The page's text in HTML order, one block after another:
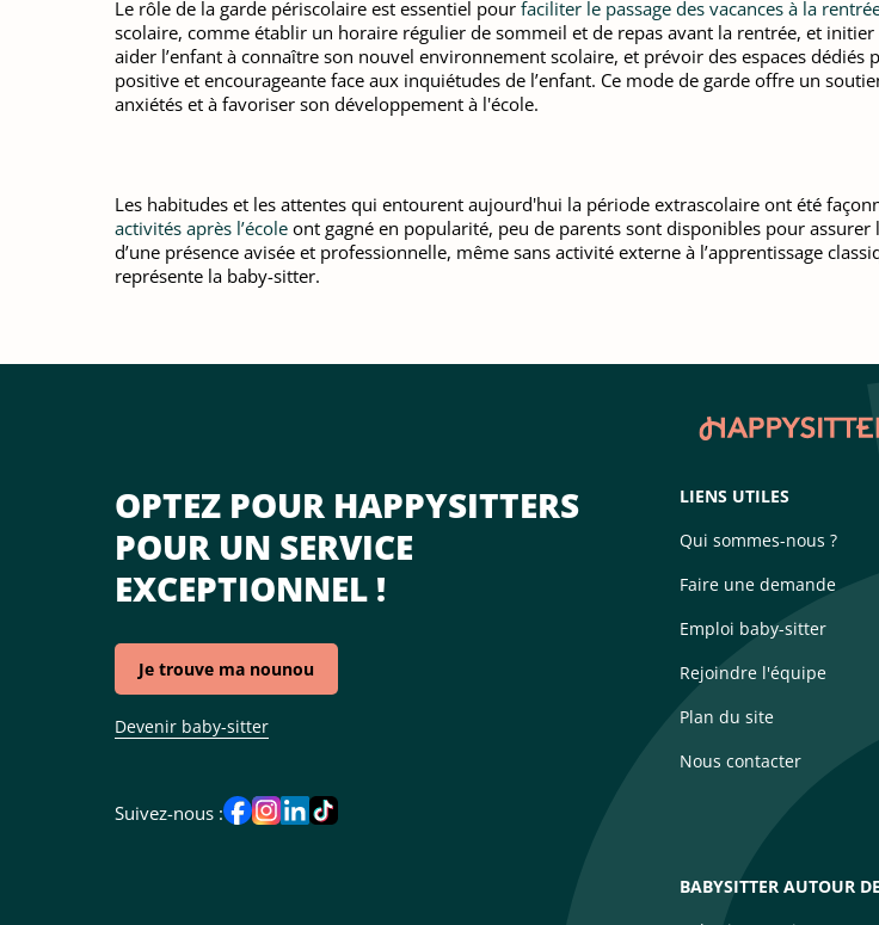
Le rôle de la garde périscolaire est essentiel pour faciliter le passage des vacances à la
scolaire, comme établir un horaire régulier de sommeil et de repas avant la rentrée, et
aider l’enfant à connaître son nouvel environnement scolaire, et prévoir des espaces
positive et encourageante face aux inquiétudes de l’enfant. Ce mode de garde offre un
anxiétés et à favoriser son développement à l'école.
Les habitudes et les attentes qui entourent aujourd'hui la période extrascolaire ont été
activités après l’école ont gagné en popularité, peu de parents sont disponibles pour
d’une présence avisée et professionnelle, même sans activité externe à l’apprentissage
représente la baby-sitter.
OPTEZ POUR HAPPYSITTERS
POUR UN SERVICE
EXCEPTIONNEL !
Je trouve ma nounou
Devenir baby-sitter
Suivez-nous :
LIENS UTILES
Qui sommes-nous ?
Faire une demande
Emploi baby-sitter
Rejoindre l'équipe
Plan du site
Nous contacter
BABYSITTER AUTOUR